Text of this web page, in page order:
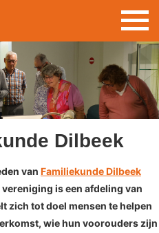
Dilbeek
van Familiekunde Dilbeek
vereniging is een afdeling van
zich tot doel mensen te helpen
wie hun voorouders zijn